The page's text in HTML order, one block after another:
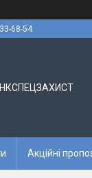
68-54
Акційні